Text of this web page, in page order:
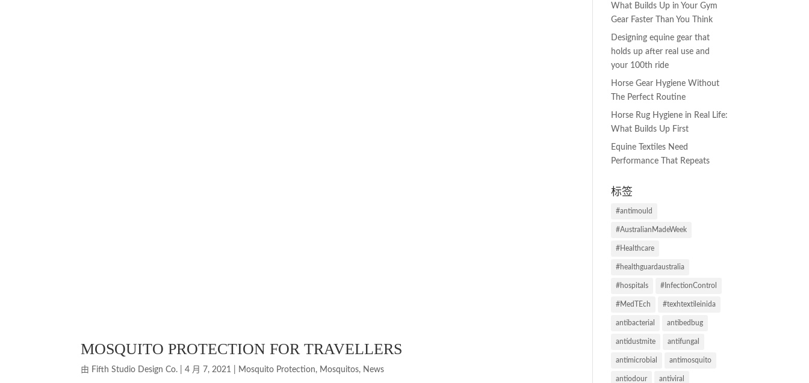
MOSQUITO PROTECTION FOR TRAVELLERS
由 Fifth Studio Design Co. |4 月 7, 2021 Mosquito Protection, Mosquitos, News
What Builds Up in Your Gym
Gear Faster Than You Think
Designing equine gear that
holds up after real use and
your 100th ride
Horse Gear Hygiene Without
The Perfect Routine
Horse Rug Hygiene in Real Life:
What Builds Up First
Equine Textiles Need
Performance That Repeats
标签
#antimould
#AustralianMadeWeek
#Healthcare
#healthguardaustralia
#hospitals #InfectionControl
#MedTEch #texhtextileinida
antibacterial antibedbug
antidustmite antifungal
antimicrobial antimosquito
antiodour antiviral